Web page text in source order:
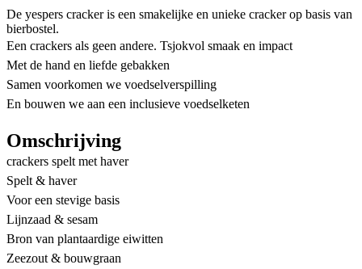
De yespers cracker is een smakelijke en unieke cracker op basis van
bierbostel.
Een crackers als geen andere. Tsjokvol smaak en impact
Met de hand en liefde gebakken
Samen voorkomen we voedselverspilling
En bouwen we aan een inclusieve voedselketen
Omschrijving
crackers spelt met haver
Spelt & haver
Voor een stevige basis
Lijnzaad & sesam
Bron van plantaardige eiwitten
Zeezout & bouwgraan